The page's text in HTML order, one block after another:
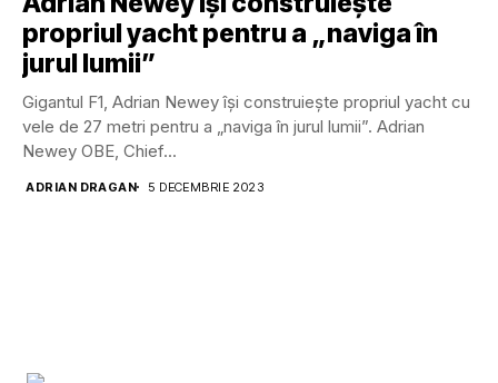
propriul yacht pentru a „naviga în
jurul lumii”
Gigantul F1, Adrian Newey își construiește propriul yacht cu
vele de 27 metri pentru a „naviga în jurul lumii”. Adrian
Newey OBE, Chief...
ADRIAN DRAGAN 5 DECEMBRIE 2023